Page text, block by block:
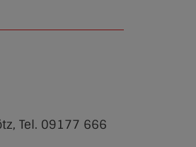
Tel. 09177 666